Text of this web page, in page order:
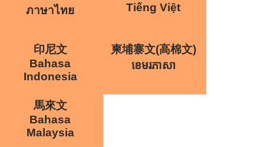
ภาษาไทย
Tiếng Việt
印尼文
Bahasa
Indonesia
柬埔寨文(高棉文)
ខេមរភាសា
馬來文
Bahasa
Malaysia